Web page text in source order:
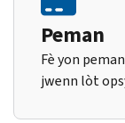
Peman
Fè yon
jwenn lòt